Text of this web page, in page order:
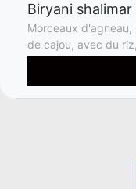
Biryani shalimar
Morceaux
de cajou, avec du